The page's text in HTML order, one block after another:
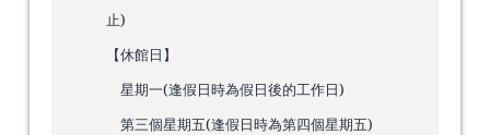
止)
【休館日】
星期一(逢假日時為假日後的工作日)
第三個星期五(逢假日時為第四個星期五)